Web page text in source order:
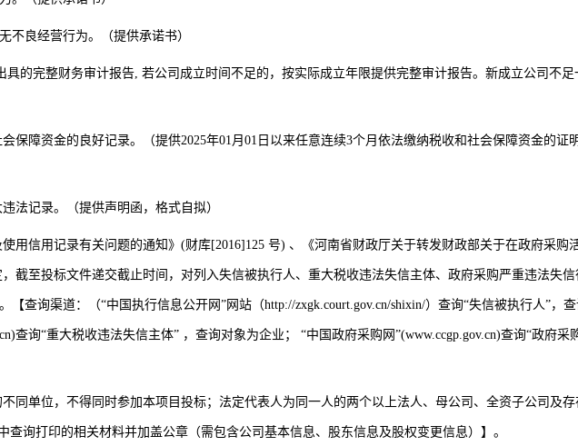
不良经营行为。（提供承诺书）
具的完整财务审计报告, 若公司成立时间不足的，按实际成立年限提供完整审计报告。新成立公司不
保障资金的良好记录。（提供2025年01月 01 日以来任意连续3个月依法缴纳税收和社会保障资金的证
法记录。（提供声明函，格式自拟）
用信用记录有关问题的通知》 (财库[2016]125 号) 、《河南省财政厅关于转发财政部关于在政府采购
截至投标文件递交截止时间，对列入失信被执行人、重大税收违法失信主体、政府采购严重违法失
【查询渠道：（“中国执行信息公开网”网站（http://zxgk.court.gov.cn/shixin/）查询“失信被执行人”，
查询“重大税收违法失信主体” ，查询对象为企业； “中国政府采购网”(www.ccgp.gov.cn)查询“政府采
同单位，不得同时参加本项目投标；法定代表人为同一人的两个以上法人、母公司、全资子公司及
询打印的相关材料并加盖公章（需包含公司基本信息、股东信息及股权变更信息）】。